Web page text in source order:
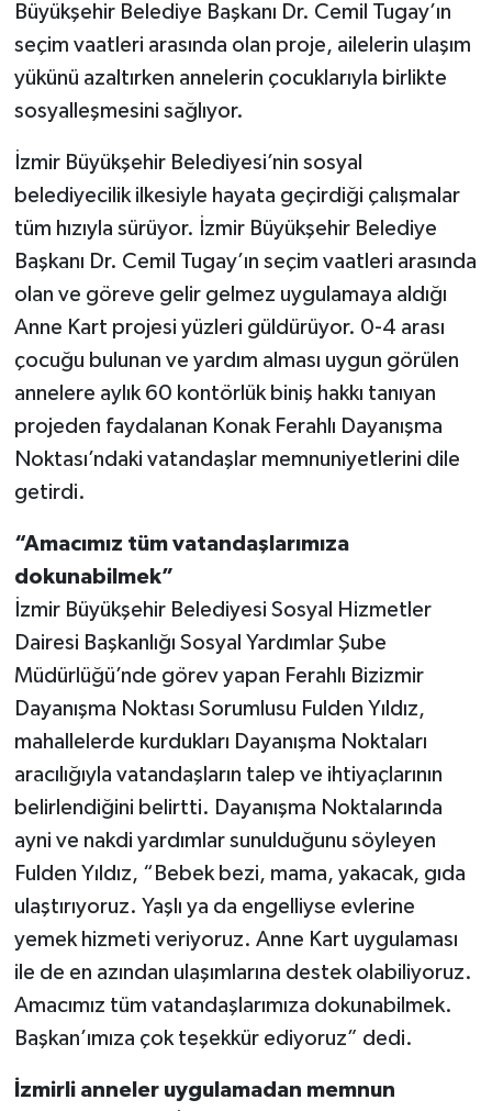
Büyükşehir Belediye Başkanı Dr. Cemil Tugay’ın
seçim vaatleri arasında olan proje, ailelerin ulaşım
yükünü azaltırken annelerin çocuklarıyla birlikte
sosyalleşmesini sağlıyor.
İzmir Büyükşehir Belediyesi’nin sosyal
belediyecilik ilkesiyle hayata geçirdiği çalışmalar
tüm hızıyla sürüyor. İzmir Büyükşehir Belediye
Başkanı Dr. Cemil Tugay’ın seçim vaatleri arasında
olan ve göreve gelir gelmez uygulamaya aldığı
Anne Kart projesi yüzleri güldürüyor. 0-4 arası
çocuğu bulunan ve yardım alması uygun görülen
annelere aylık 60 kontörlük biniş hakkı tanıyan
projeden faydalanan Konak Ferahlı Dayanışma
Noktası’ndaki vatandaşlar memnuniyetlerini dile
getirdi.
“Amacımız tüm vatandaşlarımıza
dokunabilmek”
İzmir Büyükşehir Belediyesi Sosyal Hizmetler
Dairesi Başkanlığı Sosyal Yardımlar Şube
Müdürlüğü’nde görev yapan Ferahlı Bizizmir
Dayanışma Noktası Sorumlusu Fulden Yıldız,
mahallelerde kurdukları Dayanışma Noktaları
aracılığıyla vatandaşların talep ve ihtiyaçlarının
belirlendiğini belirtti. Dayanışma Noktalarında
ayni ve nakdi yardımlar sunulduğunu söyleyen
Fulden Yıldız, “Bebek bezi, mama, yakacak, gıda
ulaştırıyoruz. Yaşlı ya da engelliyse evlerine
yemek hizmeti veriyoruz. Anne Kart uygulaması
ile de en azından ulaşımlarına destek olabiliyoruz.
Amacımız tüm vatandaşlarımıza dokunabilmek.
Başkan’ımıza çok teşekkür ediyoruz” dedi.
İzmirli anneler uygulamadan memnun